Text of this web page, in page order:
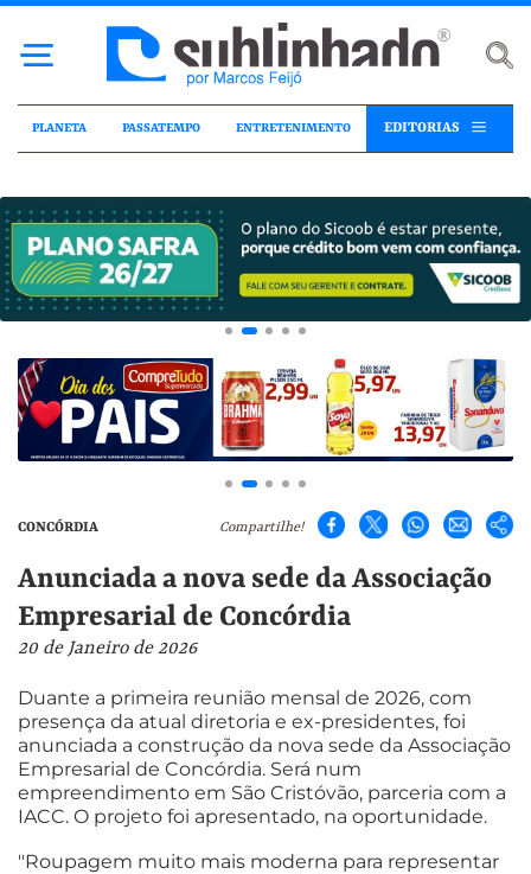
PLANETA PASSATEMPO ENTRETENIMENTO EDITORIAS
CONCÓRDIA Compartilhe!
Anunciada a nova sede da Associação
Empresarial de Concórdia
20 de Janeiro de 2026
Duante a primeira reunião mensal de 2026, com
presença da atual diretoria e ex-presidentes, foi
anunciada a construção da nova sede da Associação
Empresarial de Concórdia. Será num
empreendimento em São Cristóvão, parceria com a
IACC. O projeto foi apresentado, na oportunidade.
"Roupagem muito mais moderna para representar